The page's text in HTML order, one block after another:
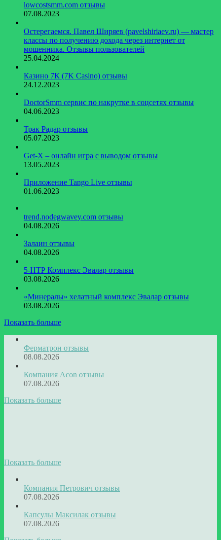
lowcostsmm.com отзывы
07.08.2023
Остерегаемся. Павел Ширяев (pavelshiriaev.ru) — мастер
классы по получению дохода через интернет от
мошенника. Отзывы пользователей
25.04.2024
Казино 7К (7K Casino) отзывы
24.12.2023
DoctorSmm сервис по накрутке в соцсетях отзывы
04.06.2023
Трак Радар отзывы
05.07.2023
Get-X – онлайн игра с выводом отзывы
13.05.2023
Приложение Tango Live отзывы
01.06.2023
trend.nodegwavey.com отзывы
04.08.2026
Залаин отзывы
04.08.2026
5-НТР Комплекс Эвалар отзывы
03.08.2026
«Минералы» хелатный комплекс Эвалар отзывы
03.08.2026
Показать больше
Ферматрон отзывы
08.08.2026
Компания Acon отзывы
07.08.2026
Показать больше
Показать больше
Компания Петрович отзывы
07.08.2026
Капсулы Максилак отзывы
07.08.2026